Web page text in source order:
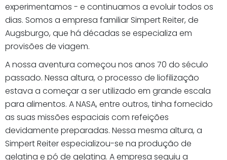
experimentamos - e continuamos a evoluir todos os
dias. Somos a empresa familiar Simpert Reiter, de
Augsburgo, que há décadas se especializa em
provisões de viagem.
A nossa aventura começou nos anos 70 do século
passado. Nessa altura, o processo de liofilização
estava a começar a ser utilizado em grande escala
para alimentos. A NASA, entre outros, tinha fornecido
as suas missões espaciais com refeições
devidamente preparadas. Nessa mesma altura, a
Simpert Reiter especializou-se na produção de
gelatina e pó de gelatina. A empresa seguiu a